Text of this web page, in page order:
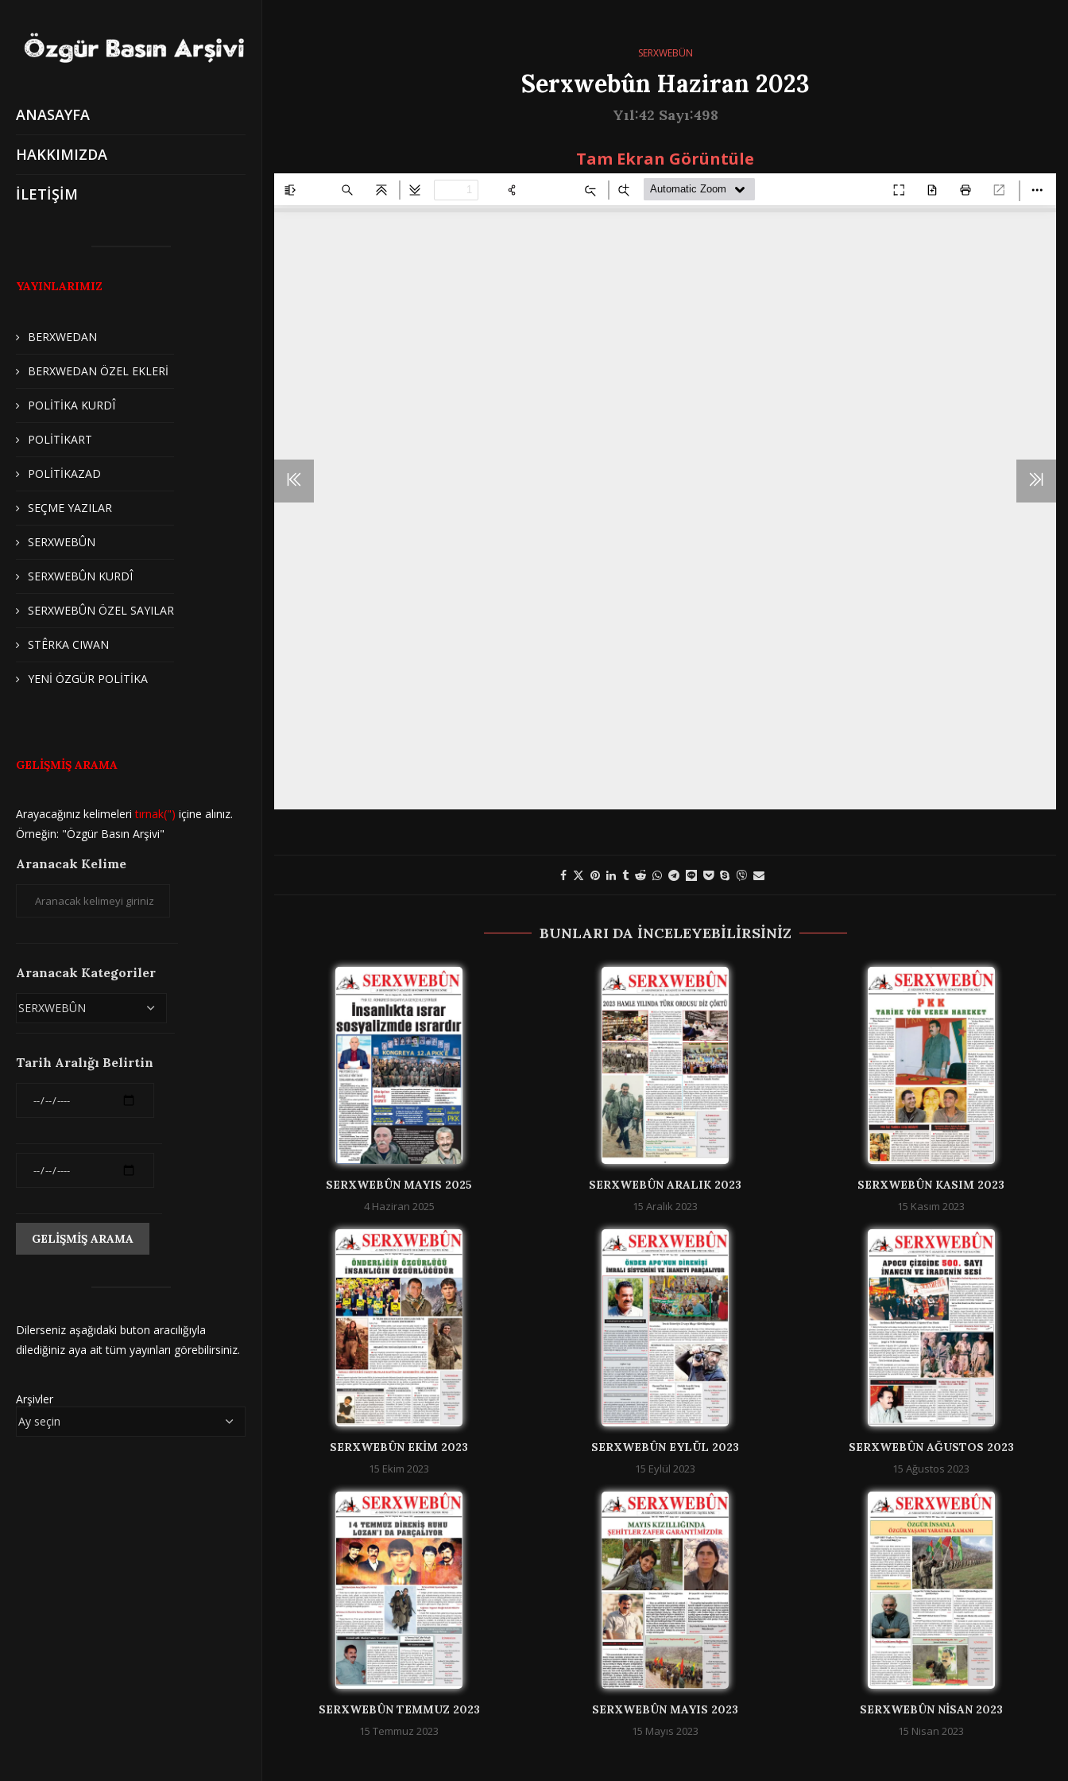
ANASAYFA
HAKKIMIZDA
İLETİŞİM
YAYINLARIMIZ
BERXWEDAN
BERXWEDAN ÖZEL EKLERİ
POLİTİKA KURDÎ
POLİTİKART
POLİTİKAZAD
SEÇME YAZILAR
SERXWEBÛN
SERXWEBÛN KURDÎ
SERXWEBÛN ÖZEL SAYILAR
STÊRKA CIWAN
YENİ ÖZGÜR POLİTİKA
GELİŞMİŞ ARAMA
Arayacağınız kelimeleritırnak(") içine alınız.
Örneğin: "Özgür Basın Arşivi"
Aranacak Kelime
Aranacak Kategoriler
Tarih Aralığı Belirtin
Dilerseniz aşağıdaki buton aracılığıyla
dilediğiniz aya ait tüm yayınları görebilirsiniz.
Arşivler
SERXWEBÛN
Serxwebûn Haziran 2023
Yıl:42 Sayı:498
Tam Ekran Görüntüle
BUNLARI DA INCELEYEBILIRSINIZ
SERXWEBÛN MAYIS 2025
4 Haziran 2025
SERXWEBÛN ARALIK 2023
15 Aralık 2023
SERXWEBÛN KASIM 2023
15 Kasım 2023
SERXWEBÛN EKIM 2023
15 Ekim 2023
SERXWEBÛN EYLÜL 2023
15 Eylül 2023
SERXWEBÛN AĞUSTOS 2023
15 Ağustos 2023
SERXWEBÛN TEMMUZ 2023
15 Temmuz 2023
SERXWEBÛN MAYIS 2023
15 Mayıs 2023
SERXWEBÛN NISAN 2023
15 Nisan 2023